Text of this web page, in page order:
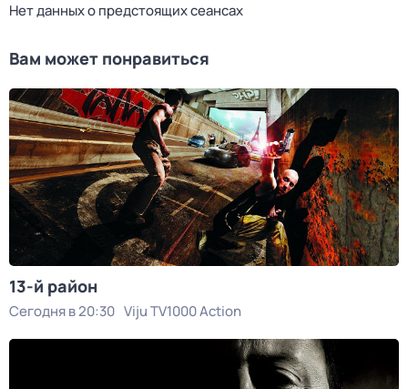
Нет данных о предстоящих сеансах
Вам может понравиться
13-й район
Сегодня в 20:30 Viju TV1000 Action